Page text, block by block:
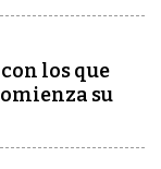
los que
su